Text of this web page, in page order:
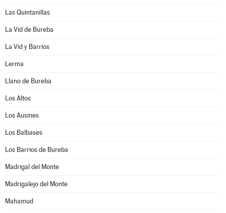
Las Quintanillas
La Vid de Bureba
La Vid y Barrios
Lerma
Llano de Bureba
Los Altos
Los Ausines
Los Balbases
Los Barrios de Bureba
Madrigal del Monte
Madrigalejo del Monte
Mahamud